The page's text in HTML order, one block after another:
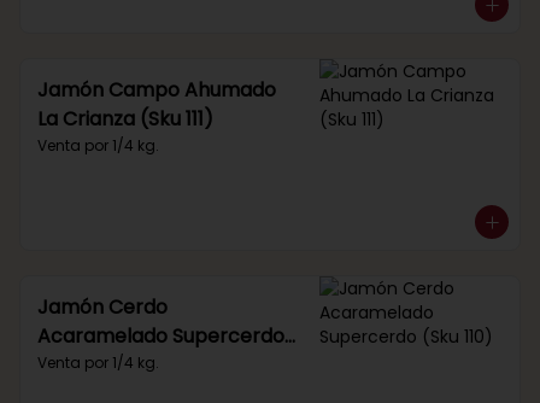
Jamón Campo Ahumado
La Crianza (Sku 111)
Venta por 1/4 kg.
Jamón Cerdo
Acaramelado Supercerdo
(Sku 110)
Venta por 1/4 kg.